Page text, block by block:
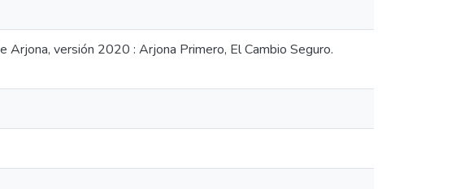
Arjona, versión 2020 : Arjona Primero, El Cambio Seguro.